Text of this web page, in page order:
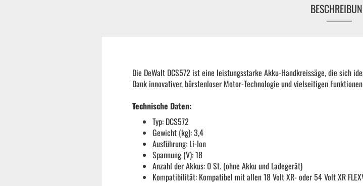
Schraubenschlüssel |
Arbeitsbekleidung
Hebelwerkzeug |
Die DeWalt DCS572 ist eine leistungsstarke Akku-Handkreissäge, die sich
Dank innovativer, bürstenloser Motor-Technologie und vielseitigen
Technische Daten:
Typ: DCS572
Gewicht (kg): 3,4
Ausführung: Li-Ion
Spannung (V): 18
Anzahl der Akkus: 0 St. (ohne Akku und Ladegerät)
Kompatibilität: Kompatibel mit allen 18 Volt XR- oder 54 Volt XR